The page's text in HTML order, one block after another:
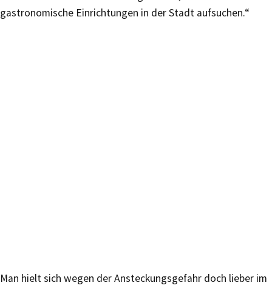
gastronomische Einrichtungen in der Stadt aufsuchen.“
Man hielt sich wegen der Ansteckungsgefahr doch lieber im